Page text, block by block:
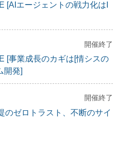
[AIエージェントの戦力化はI
開催終了
[事業成長のカギは[情シスの
開発]
開催終了
のゼロトラスト、不断のサイ